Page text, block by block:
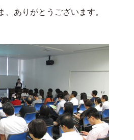
、ありがとうございます。